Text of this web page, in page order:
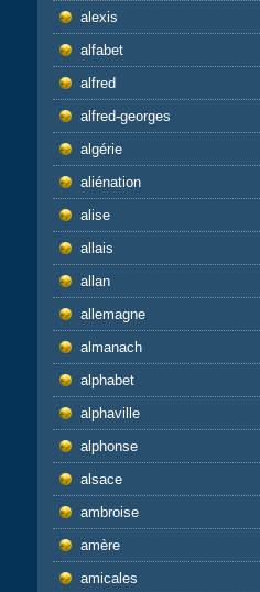
alexis
alfabet
alfred
alfred-georges
algérie
aliénation
alise
allais
allan
allemagne
almanach
alphabet
alphaville
alphonse
alsace
ambroise
amère
amicales